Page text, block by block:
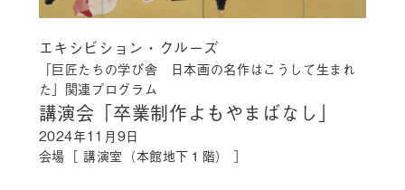
エキシビション・クルーズ
「巨匠たちの学び舎 日本画の名作はこうして生まれ
た」関連プログラム
講演会「卒業制作よもやまばなし」
2024年11月9日
会場［ 講演室（本館地下１階） ］